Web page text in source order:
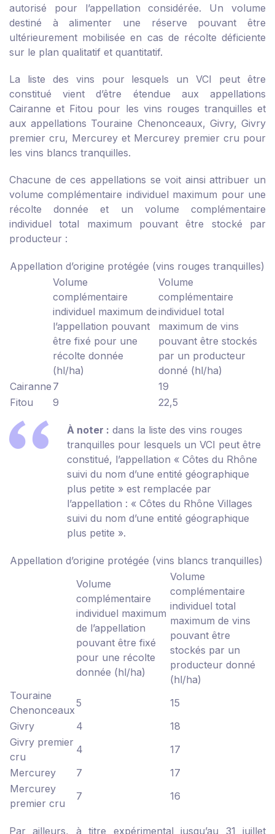
autorisé pour l’appellation considérée. Un volume
destiné à alimenter une réserve pouvant être
ultérieurement mobilisée en cas de récolte déficiente
sur le plan qualitatif et quantitatif.
La liste des vins pour lesquels un VCI peut être
constitué vient d’être étendue aux appellations
Cairanne et Fitou pour les vins rouges tranquilles et
aux appellations Touraine Chenonceaux, Givry, Givry
premier cru, Mercurey et Mercurey premier cru pour
les vins blancs tranquilles.
Chacune de ces appellations se voit ainsi attribuer un
volume complémentaire individuel maximum pour une
récolte donnée et un volume complémentaire
individuel total maximum pouvant être stocké par
producteur :
Appellation d’origine protégée (vins rouges tranquilles)
Volume
complémentaire
individuel maximum de
l’appellation pouvant
être fixé pour une
récolte donnée
(hl/ha)
Volume
complémentaire
individuel total
maximum de vins
pouvant être stockés
par un producteur
donné (hl/ha)
Cairanne 7
19
Fitou
9 22,5
À noter : dans la liste des vins rouges
tranquilles pour lesquels un VCI peut être
constitué, l’appellation « Côtes du Rhône
suivi du nom d’une entité géographique
plus petite » est remplacée par
l’appellation : « Côtes du Rhône Villages
suivi du nom d’une entité géographique
plus petite ».
Appellation d’origine protégée (vins blancs tranquilles)
Volume
complémentaire
individuel maximum
de l’appellation
pouvant être fixé
pour une récolte
donnée (hl/ha)
Volume
complémentaire
individuel total
maximum de vins
pouvant être
stockés par un
producteur donné
(hl/ha)
Touraine
Chenonceaux
5
15
Givry
4
18
Givry premier
cru
4
17
Mercurey
7
17
Mercurey
premier cru
7 16
Par ailleurs, à titre expérimental jusqu’au 31 juillet